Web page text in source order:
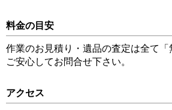
料金の目安
作業のお見積り・遺品の査定は全て「
ご安心してお問合せ下さい。
アクセス